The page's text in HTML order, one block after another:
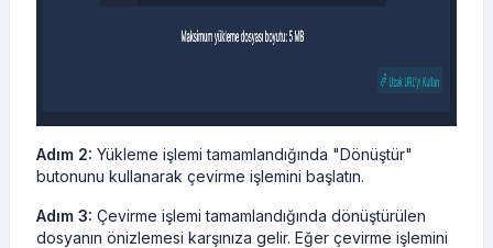
Adım 2: Yükleme işlemi tamamlandığında "Dönüştür"
butonunu kullanarak çevirme işlemini başlatın.
Adım 3: Çevirme işlemi tamamlandığında dönüştürülen
dosyanın önizlemesi karşınıza gelir. Eğer çevirme işlemini